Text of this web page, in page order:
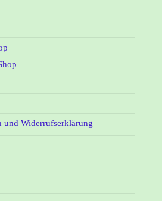
und Widerrufserklärung